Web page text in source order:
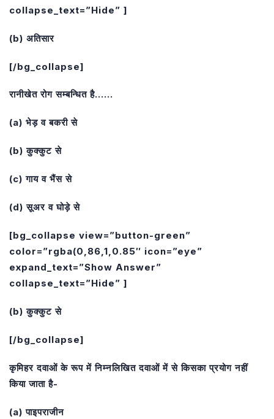
collapse_text=”Hide” ]
(b) अतिसार
[/bg_collapse]
रानीखेत रोग सम्बन्धित है……
(a) भेड़ व बकरी से
(b) कुक्कुट से
(c) गाय व भैंस से
(d) सूअर व घोड़े से
[bg_collapse view=”button-green”
color=”rgba(0,86,1,0.85″ icon=”eye”
expand_text=”Show Answer”
collapse_text=”Hide” ]
(b) कुक्कुट से
[/bg_collapse]
कृमिहर दवाओं के रूप में निम्नलिखित दवाओं में से किसका प्रयोग नहीं
किया जाता है-
(a) पाइपराजीन